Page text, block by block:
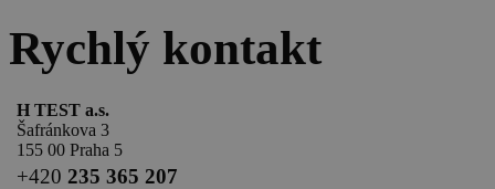
Rychlý kontakt
H TEST a.s.
Šafránkova 3
155 00 Praha 5
+420 235 365 207